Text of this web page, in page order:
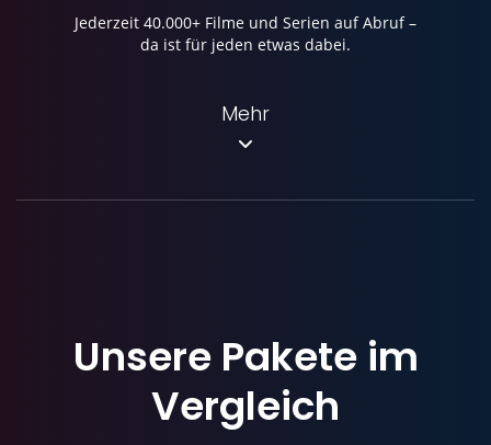
Jederzeit 40.000+ Filme und Serien auf Abruf –
da ist für jeden etwas dabei.
Mehr
Unsere Pakete im
Vergleich